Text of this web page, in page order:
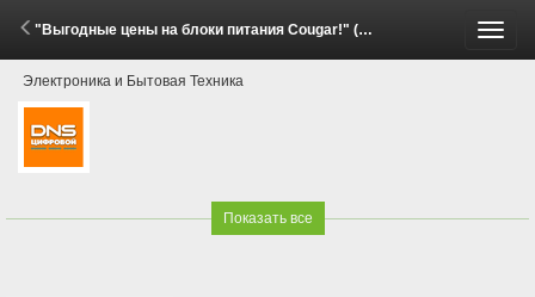
"Выгодные цены на блоки питания Cougar!" (29 Мая - 15 Июня 2026)
Электроника и Бытовая Техника
Показать все